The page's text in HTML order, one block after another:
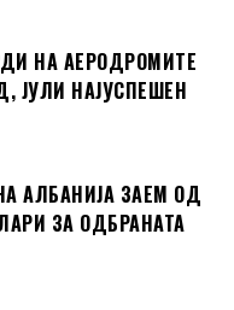
НА АЕРОДРОМИТЕ
ЈУЛИ НАЈУСПЕШЕН
АЛБАНИЈА ЗАЕМ ОД
ЗА ОДБРАНАТА